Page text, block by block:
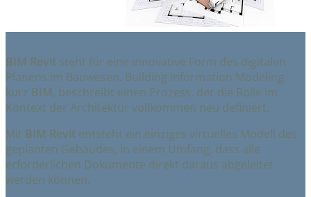
BIM Revit steht für eine innovative Form des digitalen
Planens im Bauwesen. Building Information Modeling,
kurz BIM, beschreibt einen Prozess, der die Rolle im
Kontext der Architektur vollkommen neu definiert.
Mit BIM Revit entsteht ein einziges virtuelles Modell des
geplanten Gebäudes, in einem Umfang, dass alle
erforderlichen Dokumente direkt daraus abgeleitet
werden können.